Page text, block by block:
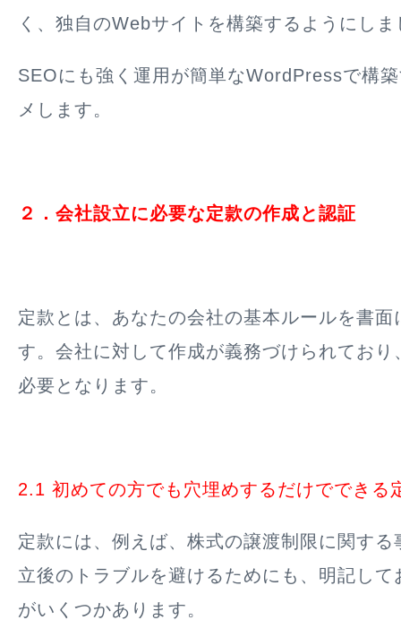
く、独自のWebサイトを構築するようにし
SEOにも強く運用が簡単なWordPressで構
メします。
２．会社設立に必要な定款の作成と認証
定款とは、あなたの会社の基本ルールを書面
す。会社に対して作成が義務づけられており
必要となります。
2.1 初めての方でも穴埋めするだけでできる
定款には、例えば、株式の譲渡制限に関する
立後のトラブルを避けるためにも、明記して
がいくつかあります。